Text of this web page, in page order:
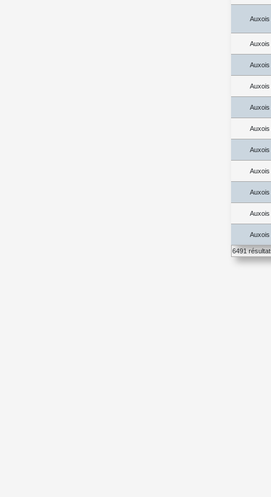
Auxois
Auxois
Auxois
Auxois
Auxois
Auxois
Auxois
Auxois
Auxois
Auxois
Auxois
6491